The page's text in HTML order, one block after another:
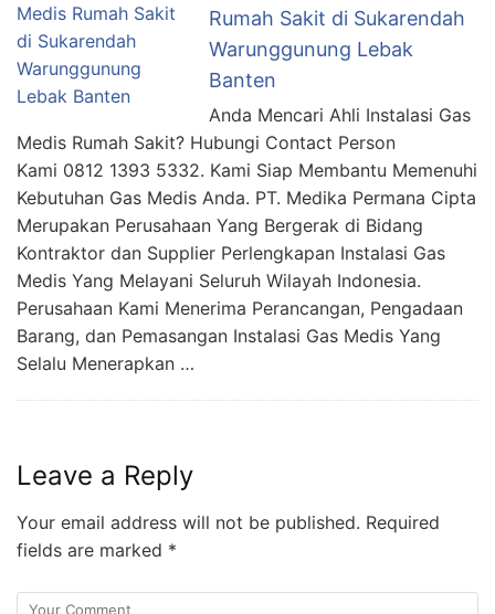
Rumah Sakit di Sukarendah
Warunggunung Lebak
Banten
Anda Mencari Ahli Instalasi Gas
Medis Rumah Sakit? Hubungi Contact Person
Kami 0812 1393 5332. Kami Siap Membantu Memenuhi
Kebutuhan Gas Medis Anda. PT. Medika Permana Cipta
Merupakan Perusahaan Yang Bergerak di Bidang
Kontraktor dan Supplier Perlengkapan Instalasi Gas
Medis Yang Melayani Seluruh Wilayah Indonesia.
Perusahaan Kami Menerima Perancangan, Pengadaan
Barang, dan Pemasangan Instalasi Gas Medis Yang
Selalu Menerapkan …
Leave a Reply
Your email address will not be published. Required
fields are marked *